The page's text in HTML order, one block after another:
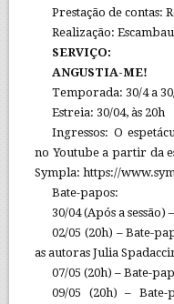
Prestação de contas:
Realização:
SERVIÇO:
ANGUSTIA-ME!
Temporada: 30/4 a
Estreia: 30/04, às 20h
Ingressos: O
no Youtube a partir da
Sympla: https://
Bate-papos:
30/04 (Após a
02/05 (20h) – Bate-
as autoras Julia
07/05 (20h) – Bate-
09/05 (20h) –